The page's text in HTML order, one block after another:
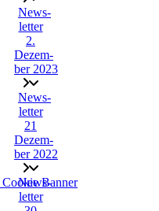
News­
let­ter
2.
Dezem­
ber 2023
News­
let­ter
21
Dezem­
ber 2022
News­
let­ter
Banner